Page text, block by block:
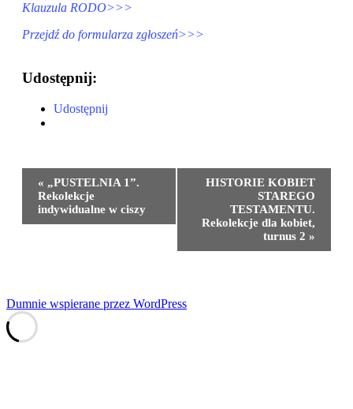
Klauzula RODO>>>
Przejdź do formularza zgłoszeń>>>
Udostępnij:
Udostępnij
Wydarzenie
Nawigacja
« „PUSTELNIA 1”.
Rekolekcje
indywidualne w ciszy
HISTORIE KOBIET
STAREGO
TESTAMENTU.
Rekolekcje dla kobiet,
turnus 2 »
Dumnie wspierane przez WordPress